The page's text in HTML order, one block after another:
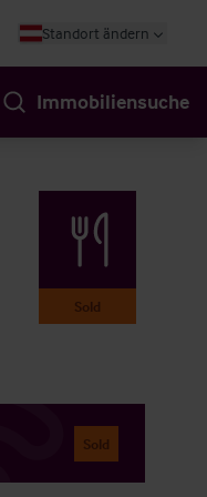
Standort ändern
Immobiliensuche
Sold
Sold